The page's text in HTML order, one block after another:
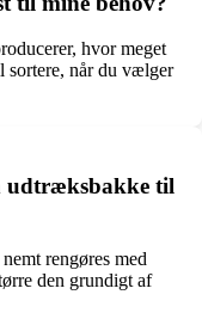
hvor meget
sortere, når du vælger
udtræksbakke til
rengøres med
den grundigt af